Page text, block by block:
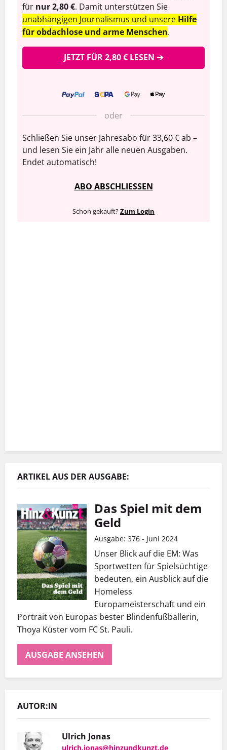
für nur 2,80 €. Damit unterstützen Sie
unabhängigen Journalismus und unsere Hilfe
für obdachlose und arme Menschen.
JETZT FÜR 2,80 € LESEN ➔
oder
Schließen Sie unser Jahresabo für 33,60 € ab –
und lesen Sie ein Jahr alle neuen Ausgaben.
Endet automatisch!
ABO ABSCHLIESSEN
Schon gekauft?Zum Login
ARTIKEL AUS DER AUSGABE:
Das Spiel mit dem
Geld
Ausgabe: 376 - Juni 2024
Unser Blick auf die EM: Was
Sportwetten für Spielsüchtige
bedeuten, ein Ausblick auf die
Homeless
Europameisterschaft und ein
Portrait von Europas bester Blindenfußballerin,
Thoya Küster vom FC St. Pauli.
AUSGABE ANSEHEN
AUTOR:IN
Ulrich Jonas
ulrich.jonas@hinzundkunzt.de